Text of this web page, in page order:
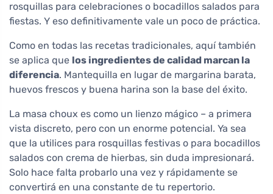
rosquillas para celebraciones o bocadillos salados para
fiestas. Y eso definitivamente vale un poco de práctica.
Como en todas las recetas tradicionales, aquí también
se aplica que los ingredientes de calidad marcan la
diferencia. Mantequilla en lugar de margarina barata,
huevos frescos y buena harina son la base del éxito.
La masa choux es como un lienzo mágico – a primera
vista discreto, pero con un enorme potencial. Ya sea
que la utilices para rosquillas festivas o para bocadillos
salados con crema de hierbas, sin duda impresionará.
Solo hace falta probarlo una vez y rápidamente se
convertirá en una constante de tu repertorio.